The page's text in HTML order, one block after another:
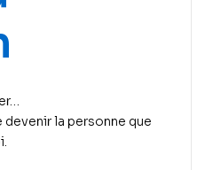
devenir la personne que